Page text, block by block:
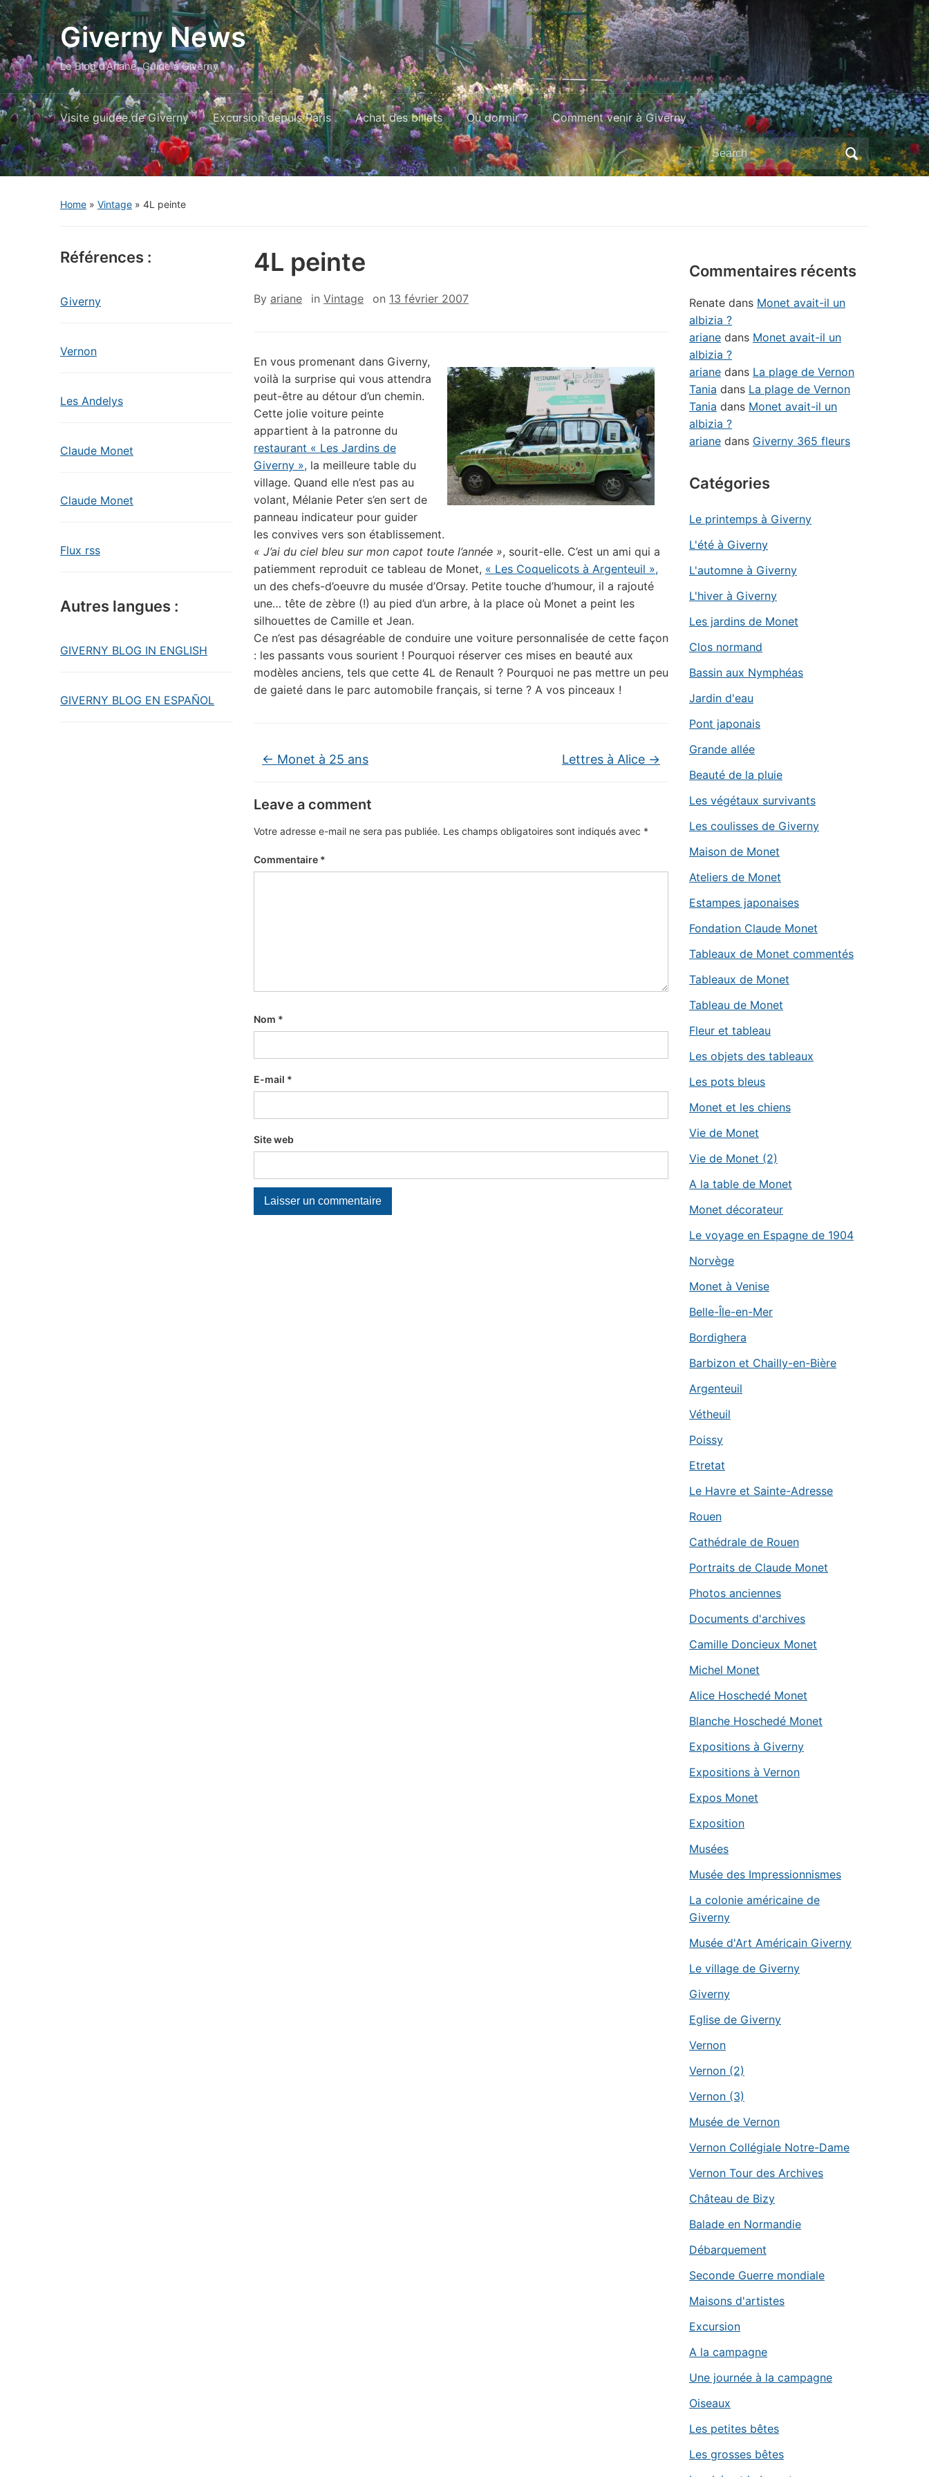
Giverny News
Le Blog d'Ariane, Guide à Giverny
Visite guidée de Giverny Excursion depuis Paris Achat des billets Où dormir ? Comment venir à Giverny
Search
for:
Home » Vintage » 4L peinte
Références :
Giverny
Vernon
Les Andelys
Claude Monet
Claude Monet
Flux rss
Autres langues :
GIVERNY BLOG IN ENGLISH
GIVERNY BLOG EN ESPAÑOL
4L peinte
By ariane in Vintage on 13 février 2007
En vous promenant dans Giverny,
voilà la surprise qui vous attendra
peut-être au détour d’un chemin.
Cette jolie voiture peinte
appartient à la patronne du
restaurant « Les Jardins de
Giverny », la meilleure table du
village. Quand elle n’est pas au
volant, Mélanie Peter s’en sert de
panneau indicateur pour guider
les convives vers son établissement.
« J’ai du ciel bleu sur mon capot toute l’année », sourit-elle. C’est un ami qui a
patiemment reproduit ce tableau de Monet, « Les Coquelicots à Argenteuil »,
un des chefs-d’oeuvre du musée d’Orsay. Petite touche d’humour, il a rajouté
une… tête de zèbre (!) au pied d’un arbre, à la place où Monet a peint les
silhouettes de Camille et Jean.
Ce n’est pas désagréable de conduire une voiture personnalisée de cette façon
: les passants vous sourient ! Pourquoi réserver ces mises en beauté aux
modèles anciens, tels que cette 4L de Renault ? Pourquoi ne pas mettre un peu
de gaieté dans le parc automobile français, si terne ? A vos pinceaux !
← Monet à 25 ans Lettres à Alice →
Leave a comment
Votre adresse e-mail ne sera pas publiée. Les champs obligatoires sont indiqués avec *
Commentaire *
Nom *
E-mail *
Site web
Commentaires récents
Renate dans Monet avait-il un
albizia ?
ariane dans Monet avait-il un
albizia ?
ariane dans La plage de Vernon
Tania dans La plage de Vernon
Tania dans Monet avait-il un
albizia ?
ariane dans Giverny 365 fleurs
Catégories
Le printemps à Giverny
L'été à Giverny
L'automne à Giverny
L'hiver à Giverny
Les jardins de Monet
Clos normand
Bassin aux Nymphéas
Jardin d'eau
Pont japonais
Grande allée
Beauté de la pluie
Les végétaux survivants
Les coulisses de Giverny
Maison de Monet
Ateliers de Monet
Estampes japonaises
Fondation Claude Monet
Tableaux de Monet commentés
Tableaux de Monet
Tableau de Monet
Fleur et tableau
Les objets des tableaux
Les pots bleus
Monet et les chiens
Vie de Monet
Vie de Monet (2)
A la table de Monet
Monet décorateur
Le voyage en Espagne de 1904
Norvège
Monet à Venise
Belle-Île-en-Mer
Bordighera
Barbizon et Chailly-en-Bière
Argenteuil
Vétheuil
Poissy
Etretat
Le Havre et Sainte-Adresse
Rouen
Cathédrale de Rouen
Portraits de Claude Monet
Photos anciennes
Documents d'archives
Camille Doncieux Monet
Michel Monet
Alice Hoschedé Monet
Blanche Hoschedé Monet
Expositions à Giverny
Expositions à Vernon
Expos Monet
Exposition
Musées
Musée des Impressionnismes
La colonie américaine de
Giverny
Musée d'Art Américain Giverny
Le village de Giverny
Giverny
Eglise de Giverny
Vernon
Vernon (2)
Vernon (3)
Musée de Vernon
Vernon Collégiale Notre-Dame
Vernon Tour des Archives
Château de Bizy
Balade en Normandie
Débarquement
Seconde Guerre mondiale
Maisons d'artistes
Excursion
A la campagne
Une journée à la campagne
Oiseaux
Les petites bêtes
Les grosses bêtes